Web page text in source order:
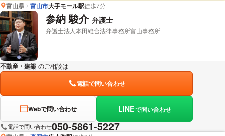
富山県
富山市大手モール駅徒歩7分
参納 駿介 弁護士
弁護士法人本田総合法律事務所富山事務所
不動産・建築 のご相談は
電話で問い合わせ
Webで問い合わせ LINEで問い合わせ
電話で問い合わせ050-5861-5227